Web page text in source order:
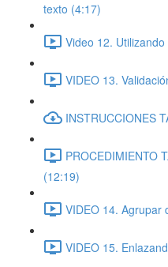
texto (4:17)
Video 12.
VIDEO 13.
INSTRUCCIONES
PROCEDIMIENTO
(12:19)
VIDEO 14. Agrupar
VIDEO 15.